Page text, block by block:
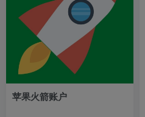
苹果火箭账户